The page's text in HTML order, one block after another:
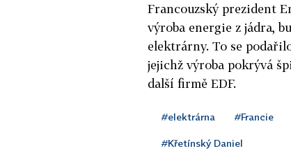
Francouzský prezident
výroba energie z jádra,
elektrárny. To se
jejichž výroba pokrývá
další firmě EDF.
#elektrárna #Francie
#Křetínský Daniel